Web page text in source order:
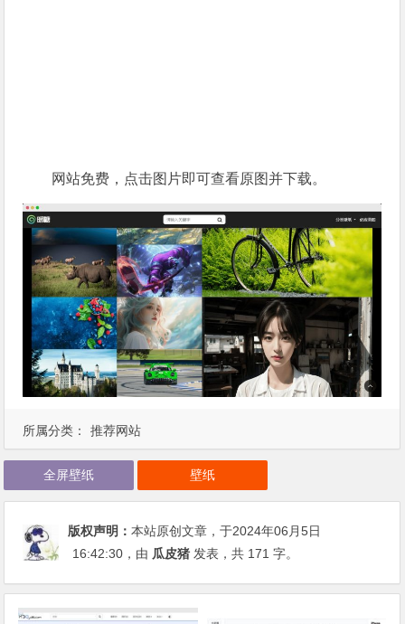
网站免费，点击图片即可查看原图并下载。
所属分类： 推荐网站
全屏壁纸 壁纸
版权声明：本站原创文章，于2024年06月5日
16:42:30 ，由 瓜皮猪 发表，共 171 字。